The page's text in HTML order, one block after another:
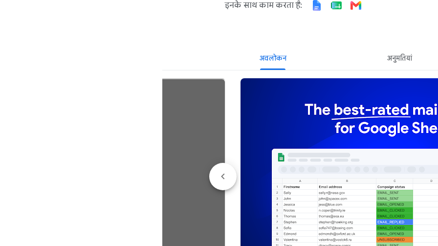
इनके साथ काम करता है:
अवलोकन अनुमतियां